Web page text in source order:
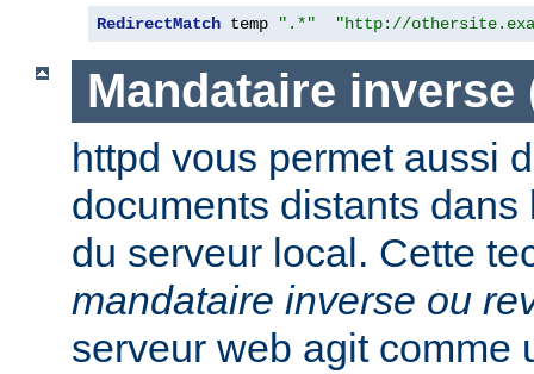
RedirectMatch temp ".*" "http://
Mandataire inverse
httpd vous permet aussi
documents distants
du serveur local. Cette
mandataire inverse ou
serveur web agit comme